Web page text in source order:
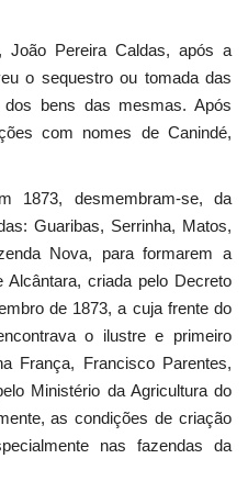
João Pereira Caldas, após a
o sequestro ou tomada das
bens das mesmas. Após
com nomes de Canindé,
1873, desmembram-se, da
Guaribas, Serrinha, Matos,
Nova, para formarem a
criada pelo Decreto
de 1873, a cuja frente do
o ilustre e primeiro
França, Francisco Parentes,
Ministério da Agricultura do
as condições de criação
nas fazendas da